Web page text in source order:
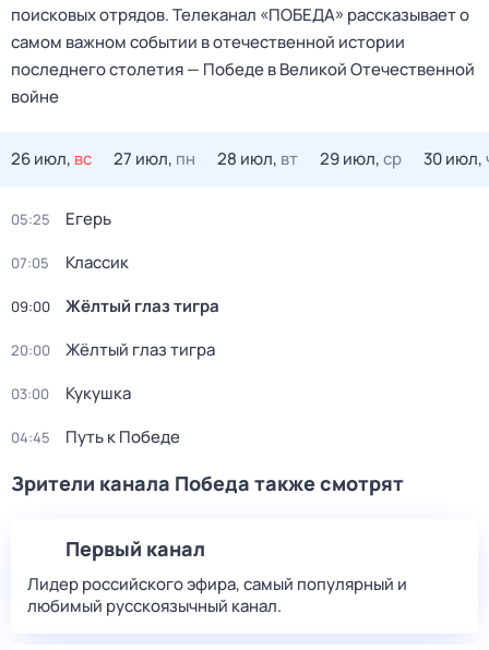
поисковых отрядов. Телеканал «ПОБЕДА» рассказывает о
самом важном событии в отечественной истории
последнего столетия — Победе в Великой Отечественной
войне
26 июл, вс 27 июл, пн 28 июл, вт 29 июл,ср 30 июл,
05:25 Егерь
07:05 Классик
09:00 Жёлтый глаз тигра
20:00 Жёлтый глаз тигра
03:00 Кукушка
04:45 Путь к Победе
Зрители канала Победа также смотрят
Первый канал
Лидер российского эфира, самый популярный и
любимый русскоязычный канал.